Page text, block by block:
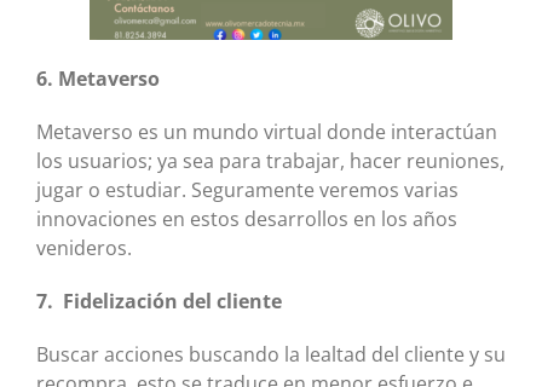
6. Metaverso
Metaverso es un mundo virtual donde interactúan
los usuarios; ya sea para trabajar, hacer reuniones,
jugar o estudiar. Seguramente veremos varias
innovaciones en estos desarrollos en los años
venideros.
7. Fidelización del cliente
Buscar acciones buscando la lealtad del cliente y su